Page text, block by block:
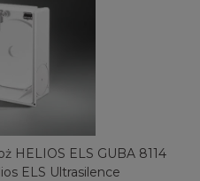
HELIOS ELS GUBA 8114
ELS Ultrasilence